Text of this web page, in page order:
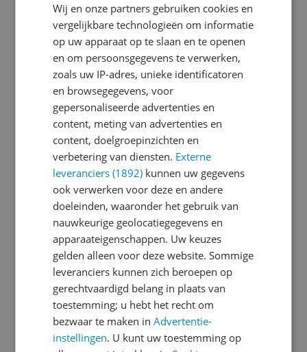
Camera
Connectiviteit
Display
Eigenschappen
Introductie en ondersteuning
Kenmerken
Mogelijke vereisten instellen en gebruik
Opslaggeheugen
Overige kenmerken
Productinformatie
Scherm
Sim informatie
Software
Wij en onze partners gebruiken cookies en
vergelijkbare technologieën om informatie
op uw apparaat op te slaan en te openen
en om persoonsgegevens te verwerken,
zoals uw IP-adres, unieke identificatoren
en browsegegevens, voor
gepersonaliseerde advertenties en
content, meting van advertenties en
content, doelgroepinzichten en
verbetering van diensten. Externe
leveranciers (1892) kunnen uw gegevens
ook verwerken voor deze en andere
doeleinden, waaronder het gebruik van
nauwkeurige geolocatiegegevens en
apparaateigenschappen. Uw keuzes
gelden alleen voor deze website. Sommige
leveranciers kunnen zich beroepen op
gerechtvaardigd belang in plaats van
toestemming; u hebt het recht om
bezwaar te maken inAdvertentie-
instellingen. U kunt uw toestemming op